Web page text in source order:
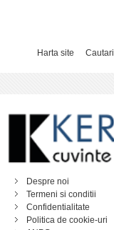
Harta site Cautari
Despre noi
Termeni si conditii
Confidentialitate
Politica de cookie-uri